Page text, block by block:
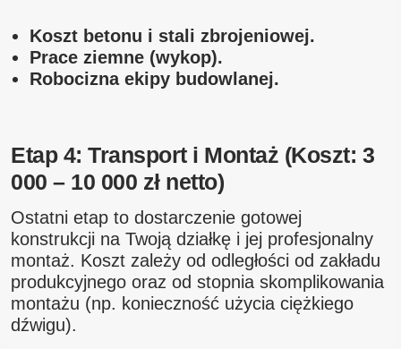
Koszt betonu i stali zbrojeniowej.
Prace ziemne (wykop).
Robocizna ekipy budowlanej.
Etap 4: Transport i Montaż (Koszt: 3
000 – 10 000 zł netto)
Ostatni etap to dostarczenie gotowej
konstrukcji na Twoją działkę i jej profesjonalny
montaż. Koszt zależy od odległości od zakładu
produkcyjnego oraz od stopnia skomplikowania
montażu (np. konieczność użycia ciężkiego
dźwigu).